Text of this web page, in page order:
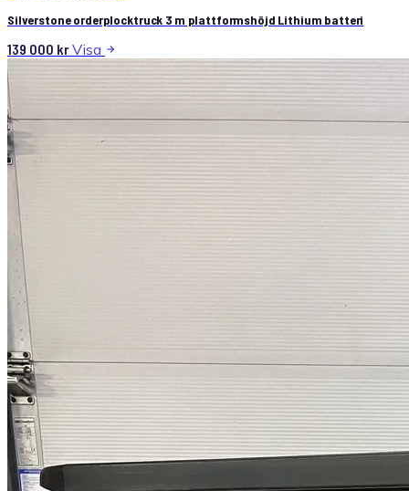
Silverstone orderplocktruck 3 m plattformshöjd Lithium batteri
139 000 krVisa